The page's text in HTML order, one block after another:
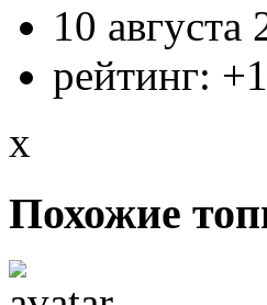
10 августа
рейтинг: +1
x
Похожие